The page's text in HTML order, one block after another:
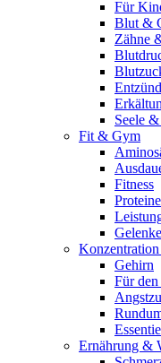
Für
Blut &
Zähne
Seele
Fit & Gym
Fitness
Proteine
Gehirn
Für
Ernährung &